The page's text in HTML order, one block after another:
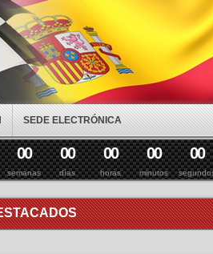
SEDE ELECTRÓNICA
semanas
00
días
00
horas
00
minutos
00 00